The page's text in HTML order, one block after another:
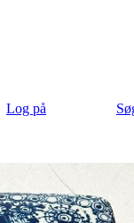
Log på